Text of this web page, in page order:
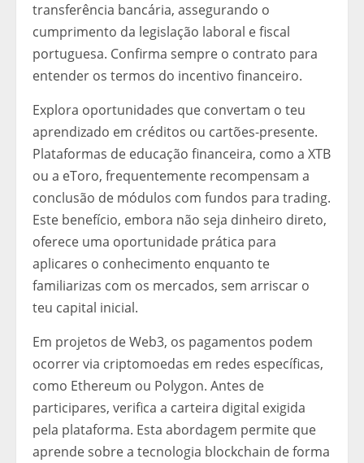
transferência bancária, assegurando o
cumprimento da legislação laboral e fiscal
portuguesa. Confirma sempre o contrato para
entender os termos do incentivo financeiro.
Explora oportunidades que convertam o teu
aprendizado em créditos ou cartões-presente.
Plataformas de educação financeira, como a XTB
ou a eToro, frequentemente recompensam a
conclusão de módulos com fundos para trading.
Este benefício, embora não seja dinheiro direto,
oferece uma oportunidade prática para
aplicares o conhecimento enquanto te
familiarizas com os mercados, sem arriscar o
teu capital inicial.
Em projetos de Web3, os pagamentos podem
ocorrer via criptomoedas em redes específicas,
como Ethereum ou Polygon. Antes de
participares, verifica a carteira digital exigida
pela plataforma. Esta abordagem permite que
aprende sobre a tecnologia blockchain de forma